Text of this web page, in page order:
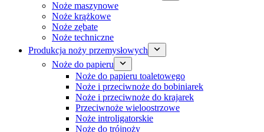
Noże maszynowe
Noże krążkowe
Noże zębate
Noże techniczne
Produkcja noży przemysłowych
Noże do papieru
Noże do papieru toaletowego
Noże i przeciwnoże do bobiniarek
Noże i przeciwnoże do krajarek
Przeciwnoże wieloostrzowe
Noże introligatorskie
Noże do trójnoży